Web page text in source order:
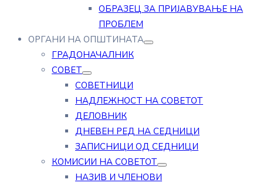
ОБРАЗЕЦ ЗА ПРИЈАВУВАЊЕ НА
ПРОБЛЕМ
ОРГАНИ НА ОПШТИНАТА
ГРАДОНАЧАЛНИК
СОВЕТ
СОВЕТНИЦИ
НАДЛЕЖНОСТ НА СОВЕТОТ
ДЕЛОВНИК
ДНЕВЕН РЕД НА СЕДНИЦИ
ЗАПИСНИЦИ ОД СЕДНИЦИ
КОМИСИИ НА СОВЕТОТ
НАЗИВ И ЧЛЕНОВИ